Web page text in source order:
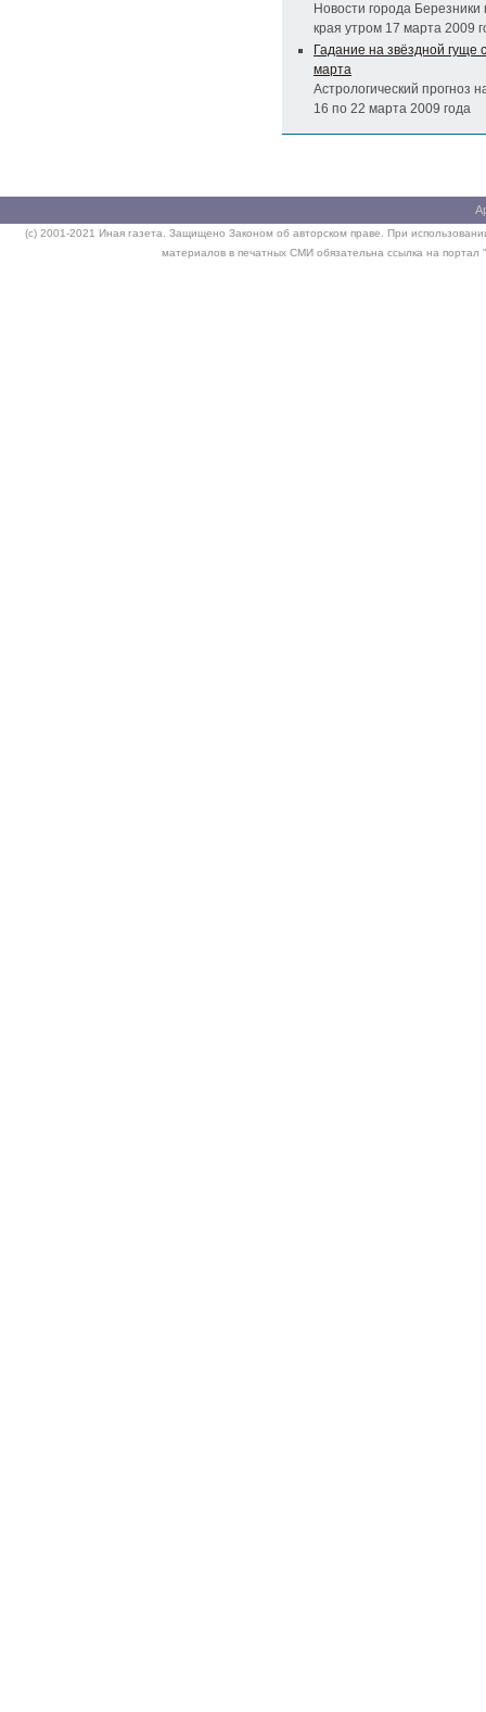
Новости города Березники
края утром 17 марта 2009
Гадание на звёздной гуще
марта
Астрологический прогноз
16 по 22 марта 2009 года
(c) 2001-2021 Иная газета. Защищено Законом об авторском праве. При
материалов в печатных СМИ обязательна ссылка на